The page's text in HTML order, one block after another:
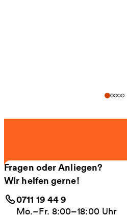
Fragen oder Anliegen?
Wir helfen gerne!
0711 19 44 9
Mo.–Fr. 8:00–18:00 Uhr